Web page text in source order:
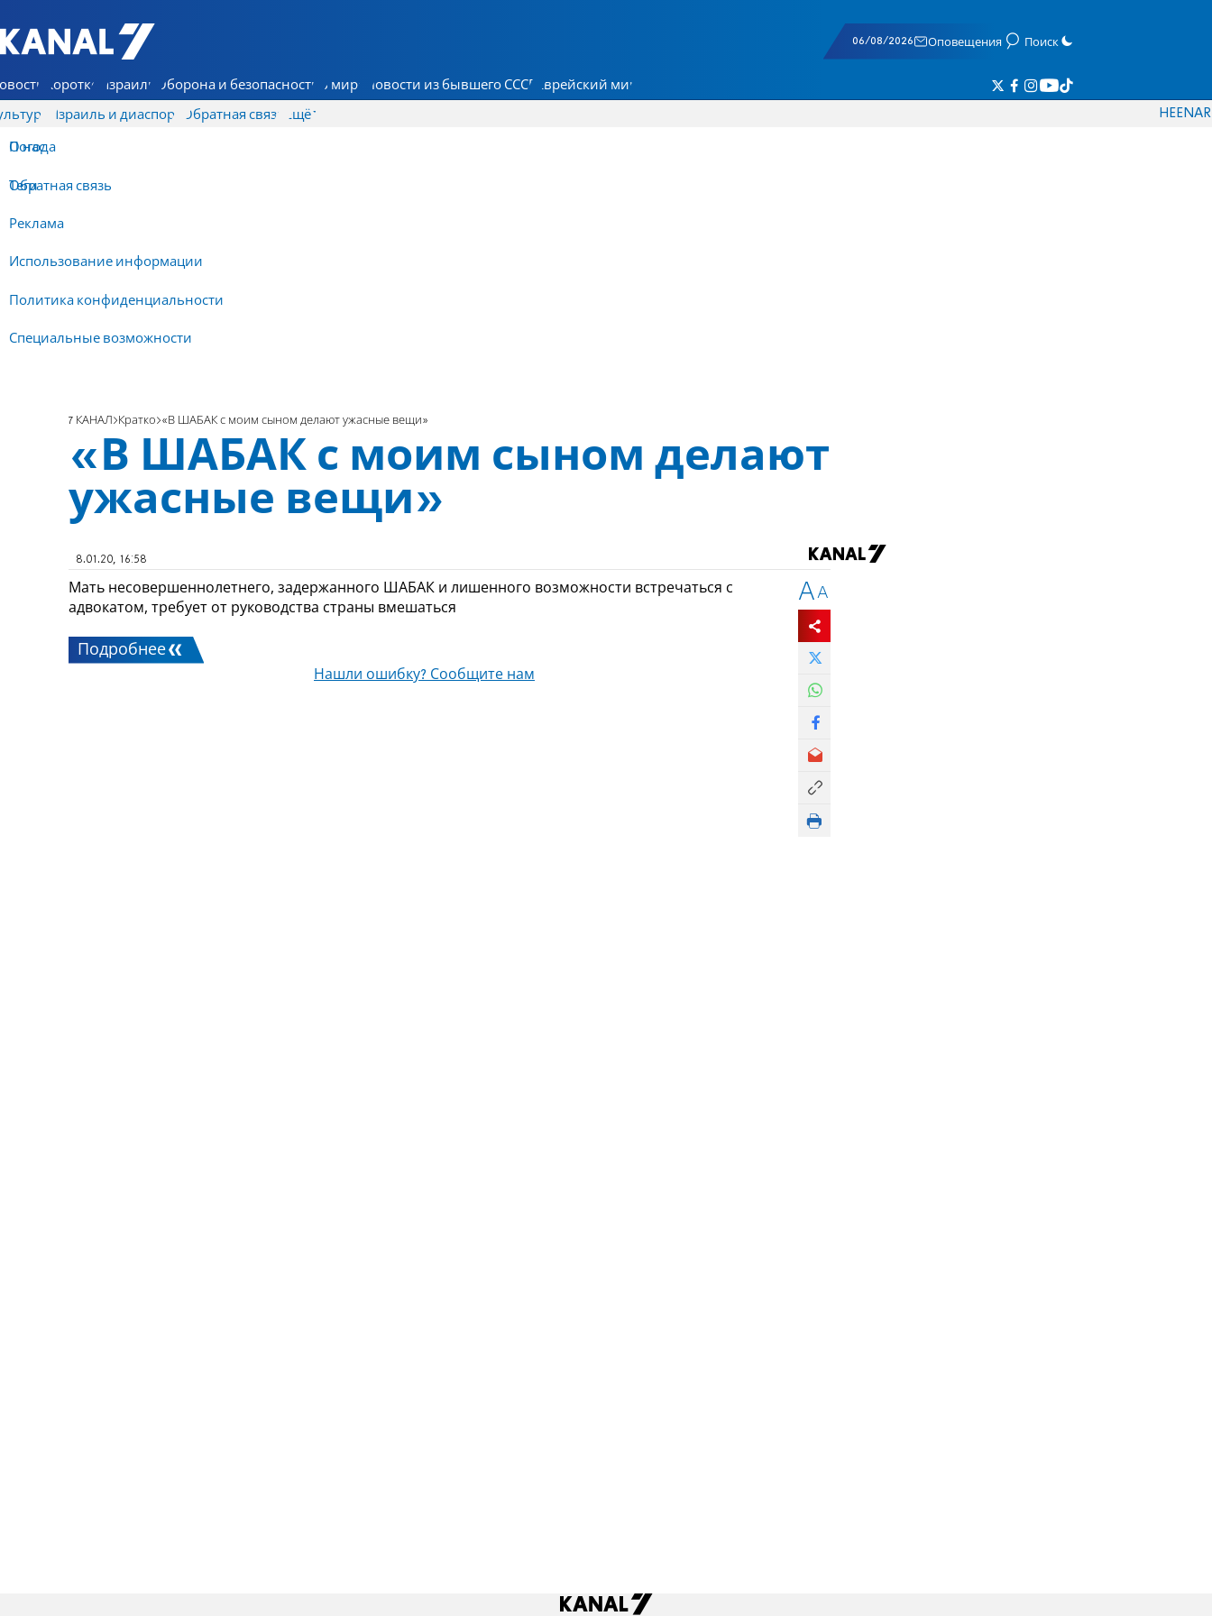
7 КАНАЛ - Аруц Шева
06/08/2026 Оповещения Поиск
Коротко Израиль Оборона и безопасность В мире Новости из бывшего СССР Еврейский мир
Израиль и диаспора Обратная связь
О нас
Обратная связь
Реклама
Использование информации
Политика конфиденциальности
Специальные возможности
Ещё
Погода
Теги
HEENAR
7 КАНАЛ Кратко «В ШАБАК с моим сыном делают ужасные вещи»
«В ШАБАК с моим сыном делают
ужасные вещи»
8.01.20, 16:58
Мать несовершеннолетнего, задержанного ШАБАК и лишенного возможности встречаться с
адвокатом, требует от руководства страны вмешаться
Подробнее
Нашли ошибку? Сообщите нам
A A